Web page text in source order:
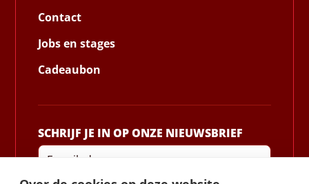
Contact
Jobs en stages
Cadeaubon
SCHRIJF JE IN OP ONZE NIEUWSBRIEF